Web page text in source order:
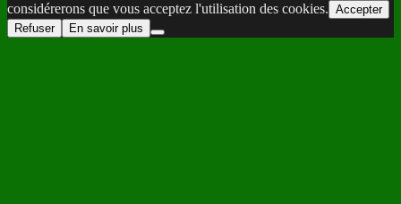
considérerons que vous acceptez l'utilisation des cookies. Accepter
Refuser
En savoir plus